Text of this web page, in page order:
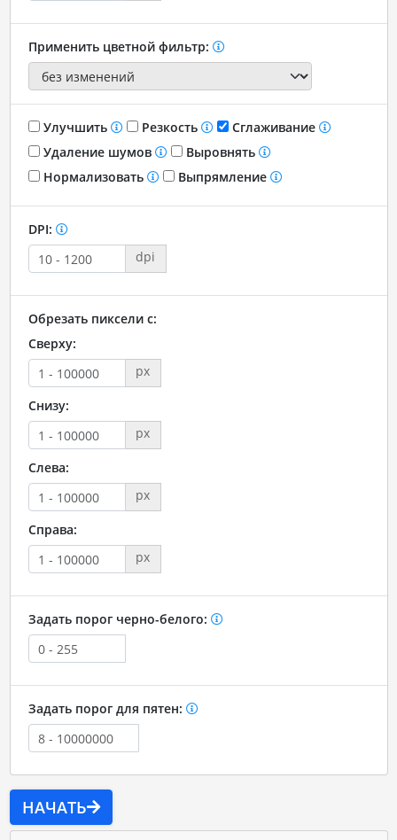
Применить цветной фильтр:
Улучшить Резкость
Сглаживание
Удаление шумов
Выровнять
Нормализовать
Выпрямление
DPI:
dpi
Обрезать пиксели с:
Сверху:
px
Снизу:
px
Слева:
px
Справа:
px
Задать порог черно-белого:
Задать порог для пятен:
НАЧАТЬ